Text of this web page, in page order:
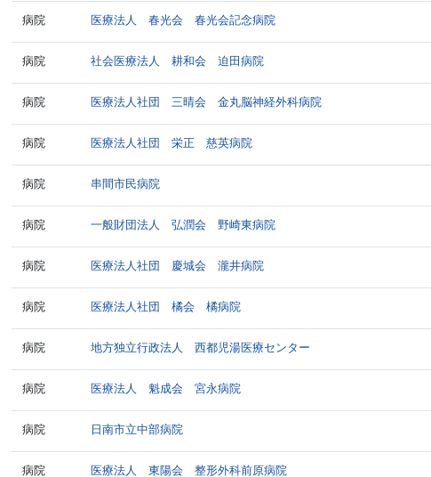
病院 医療法人 春光会 春光会記念病院
病院 社会医療法人 耕和会 迫田病院
病院 医療法人社団 三晴会 金丸脳神経外科病院
病院 医療法人社団 栄正 慈英病院
病院 串間市民病院
病院 一般財団法人 弘潤会 野崎東病院
病院 医療法人社団 慶城会 瀧井病院
病院 医療法人社団 橘会 橘病院
病院 地方独立行政法人 西都児湯医療センター
病院 医療法人 魁成会 宮永病院
病院 日南市立中部病院
病院 医療法人 東陽会 整形外科前原病院